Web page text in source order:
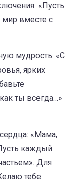
«Пусть
мир вместе с
мудрость: «С
ярких
ты всегда…»
«Мама,
каждый
Для
тебе